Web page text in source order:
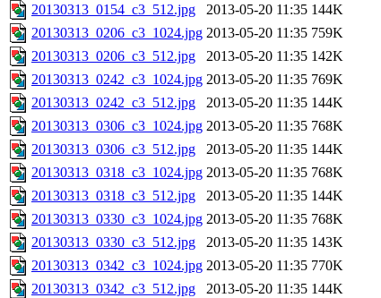
20130313_0154_c3_512.jpg
2013-05-20 11:35 144K
20130313_0206_c3_1024.jpg 2013-05-20 11:35 759K
20130313_0206_c3_512.jpg
2013-05-20 11:35 142K
20130313_0242_c3_1024.jpg 2013-05-20 11:35 769K
20130313_0242_c3_512.jpg
2013-05-20 11:35 144K
20130313_0306_c3_1024.jpg 2013-05-20 11:35 768K
20130313_0306_c3_512.jpg
2013-05-20 11:35 144K
20130313_0318_c3_1024.jpg 2013-05-20 11:35 768K
20130313_0318_c3_512.jpg
2013-05-20 11:35 144K
20130313_0330_c3_1024.jpg 2013-05-20 11:35 768K
20130313_0330_c3_512.jpg
2013-05-20 11:35 143K
20130313_0342_c3_1024.jpg 2013-05-20 11:35 770K
20130313_0342_c3_512.jpg
2013-05-20 11:35 144K